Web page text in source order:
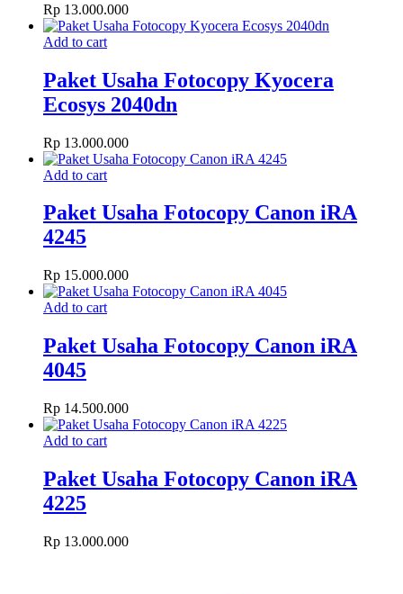
Rp 13.000.000
Add to cart
Paket Usaha Fotocopy Kyocera
Ecosys 2040dn
Rp 13.000.000
Add to cart
Paket Usaha Fotocopy Canon iRA
4245
Rp 15.000.000
Add to cart
Paket Usaha Fotocopy Canon iRA
4045
Rp 14.500.000
Add to cart
Paket Usaha Fotocopy Canon iRA
4225
Rp 13.000.000